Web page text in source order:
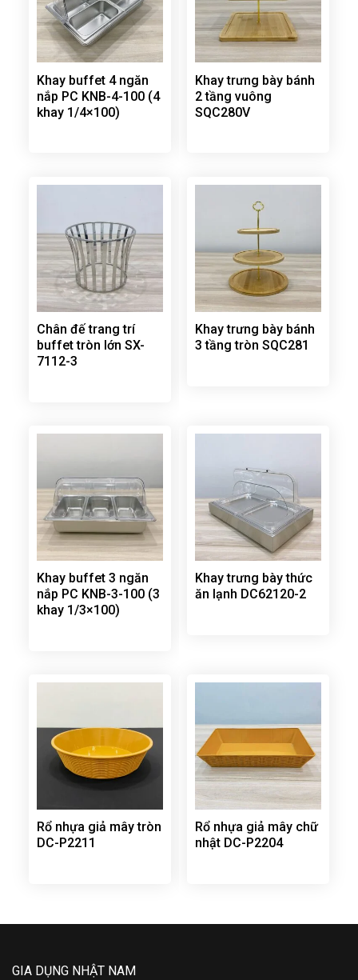
Khay buffet 4 ngăn
nắp PC KNB-4-100 (4
khay 1/4×100)
Khay trưng bày bánh
2 tầng vuông
SQC280V
Chân đế trang trí
buffet tròn lớn SX-
7112-3
Khay trưng bày bánh
3 tầng tròn SQC281
Khay buffet 3 ngăn
nắp PC KNB-3-100 (3
khay 1/3×100)
Khay trưng bày thức
ăn lạnh DC62120-2
Rổ nhựa giả mây tròn
DC-P2211
Rổ nhựa giả mây chữ
nhật DC-P2204
GIA DỤNG NHẬT NAM